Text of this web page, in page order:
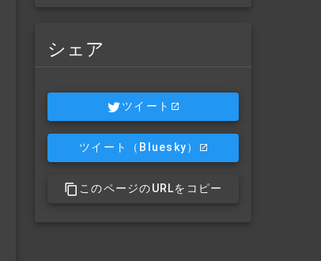
シェア
ツイート
ツイート （Bluesky）
このページのURLをコピー